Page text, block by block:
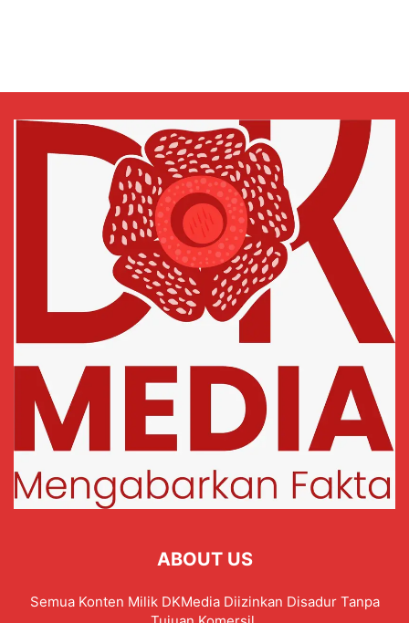
ABOUT US
Semua Konten Milik DKMedia Diizinkan Disadur Tanpa